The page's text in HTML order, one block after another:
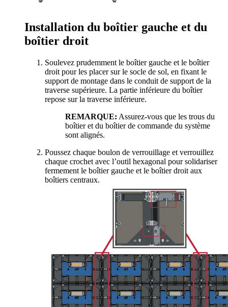
Installation du boîtier gauche et du
boîtier droit
Soulevez prudemment le boîtier gauche et le boîtier
droit pour les placer sur le socle de sol, en fixant le
support de montage dans le conduit de support de la
traverse supérieure. La partie inférieure du boîtier
repose sur la traverse inférieure.
REMARQUE: Assurez-vous que les trous du
boîtier et du boîtier de commande du système
sont alignés.
Poussez chaque boulon de verrouillage et verrouillez
chaque crochet avec l’outil hexagonal pour solidariser
fermement le boîtier gauche et le boîtier droit aux
boîtiers centraux.